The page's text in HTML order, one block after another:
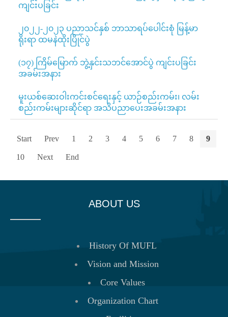
ကျင်းပခြင်း
၂၀၂၂-၂၀၂၃ ပညာသင်နှစ် ဘာသာရပ်ပေါင်းစုံ မြန့်မာ
ရိုးရာ ထမနဲထိုးပြိုင်ပွဲ
(၁၇) ကြိမ်မြောက် ဘွဲ့နှင်းသဘင်အောင်ပွဲ ကျင်းပခြင်း
အခမ်းအနား
မူးယစ်ဆေးဝါးကင်းစင်ရေးနှင့် ယာဉ်စည်းကမ်း၊ လမ်း
စည်းကမ်းများဆိုင်ရာ အသိပညာပေးအခမ်းအနား
Start Prev 1 2 3 4 5 6 7 8 9
10 Next End
ABOUT US
History Of MUFL
Vision and Mission
Core Values
Organization Chart